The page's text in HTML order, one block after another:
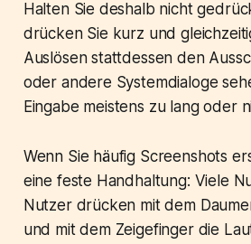
Halten Sie deshalb nicht
drücken Sie kurz und
Auslösen stattdessen den
oder andere Systemdialoge
Eingabe meistens zu lang oder
Wenn Sie häufig Screenshots
eine feste Handhaltung: Viele
Nutzer drücken mit dem
und mit dem Zeigefinger die